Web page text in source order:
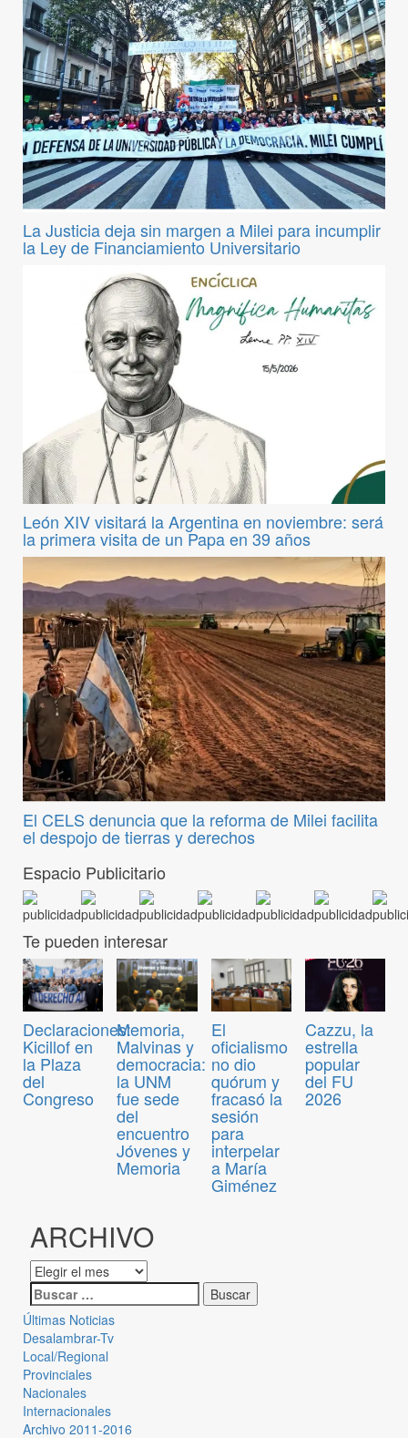
La Justicia deja sin margen a Milei para incumplir
la Ley de Financiamiento Universitario
León XIV visitará la Argentina en noviembre: será
la primera visita de un Papa en 39 años
El CELS denuncia que la reforma de Milei facilita
el despojo de tierras y derechos
Espacio Publicitario
Te pueden interesar
Declaraciones:
Kicillof en
la Plaza
del
Congreso
Memoria,
Malvinas y
democracia:
la UNM
fue sede
del
encuentro
Jóvenes y
Memoria
El
oficialismo
no dio
quórum y
fracasó la
sesión
para
interpelar
a María
Giménez
Cazzu, la
estrella
popular
del FU
2026
ARCHIVO
Últimas Noticias
Desalambrar-Tv
Local/Regional
Provinciales
Nacionales
Internacionales
Archivo 2011-2016